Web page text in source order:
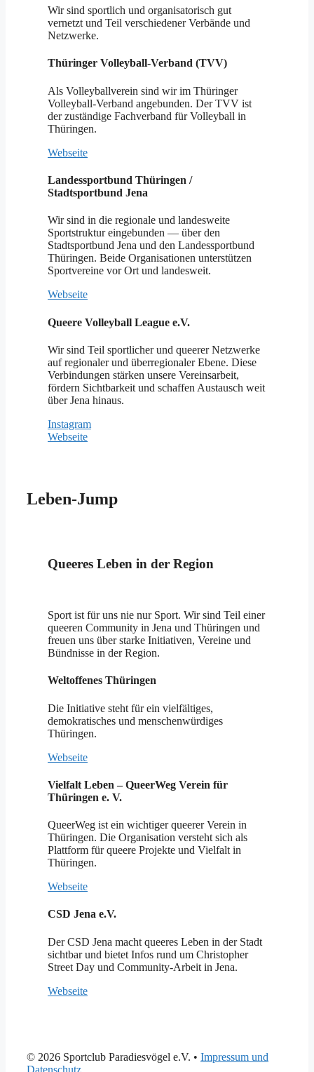
Wir sind sportlich und organisatorisch gut
vernetzt und Teil verschiedener Verbände und
Netzwerke.
Thüringer Volleyball-Verband (TVV)
Als Volleyballverein sind wir im Thüringer
Volleyball-Verband angebunden. Der TVV ist
der zuständige Fachverband für Volleyball in
Thüringen.
Webseite
Landessportbund Thüringen /
Stadtsportbund Jena
Wir sind in die regionale und landesweite
Sportstruktur eingebunden — über den
Stadtsportbund Jena und den Landessportbund
Thüringen. Beide Organisationen unterstützen
Sportvereine vor Ort und landesweit.
Webseite
Queere Volleyball League e.V.
Wir sind Teil sportlicher und queerer Netzwerke
auf regionaler und überregionaler Ebene. Diese
Verbindungen stärken unsere Vereinsarbeit,
fördern Sichtbarkeit und schaffen Austausch weit
über Jena hinaus.
Instagram
Webseite
Leben-Jump
Queeres Leben in der Region
Sport ist für uns nie nur Sport. Wir sind Teil einer
queeren Community in Jena und Thüringen und
freuen uns über starke Initiativen, Vereine und
Bündnisse in der Region.
Weltoffenes Thüringen
Die Initiative steht für ein vielfältiges,
demokratisches und menschenwürdiges
Thüringen.
Webseite
Vielfalt Leben – QueerWeg Verein für
Thüringen e. V.
QueerWeg ist ein wichtiger queerer Verein in
Thüringen. Die Organisation versteht sich als
Plattform für queere Projekte und Vielfalt in
Thüringen.
Webseite
CSD Jena e.V.
Der CSD Jena macht queeres Leben in der Stadt
sichtbar und bietet Infos rund um Christopher
Street Day und Community-Arbeit in Jena.
Webseite
© 2026 Sportclub Paradiesvögel e.V. • Impressum und
Datenschutz